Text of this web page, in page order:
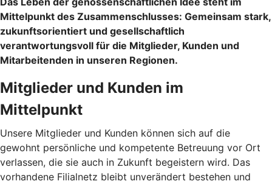
Mittelpunkt des Zusammenschlusses: Gemeinsam stark,
zukunftsorientiert und gesellschaftlich
verantwortungsvoll für die Mitglieder, Kunden und
Mitarbeitenden in unseren Regionen.
Mitglieder und Kunden im
Mittelpunkt
Unsere Mitglieder und Kunden können sich auf die
gewohnt persönliche und kompetente Betreuung vor Ort
verlassen, die sie auch in Zukunft begeistern wird. Das
vorhandene Filialnetz bleibt unverändert bestehen und